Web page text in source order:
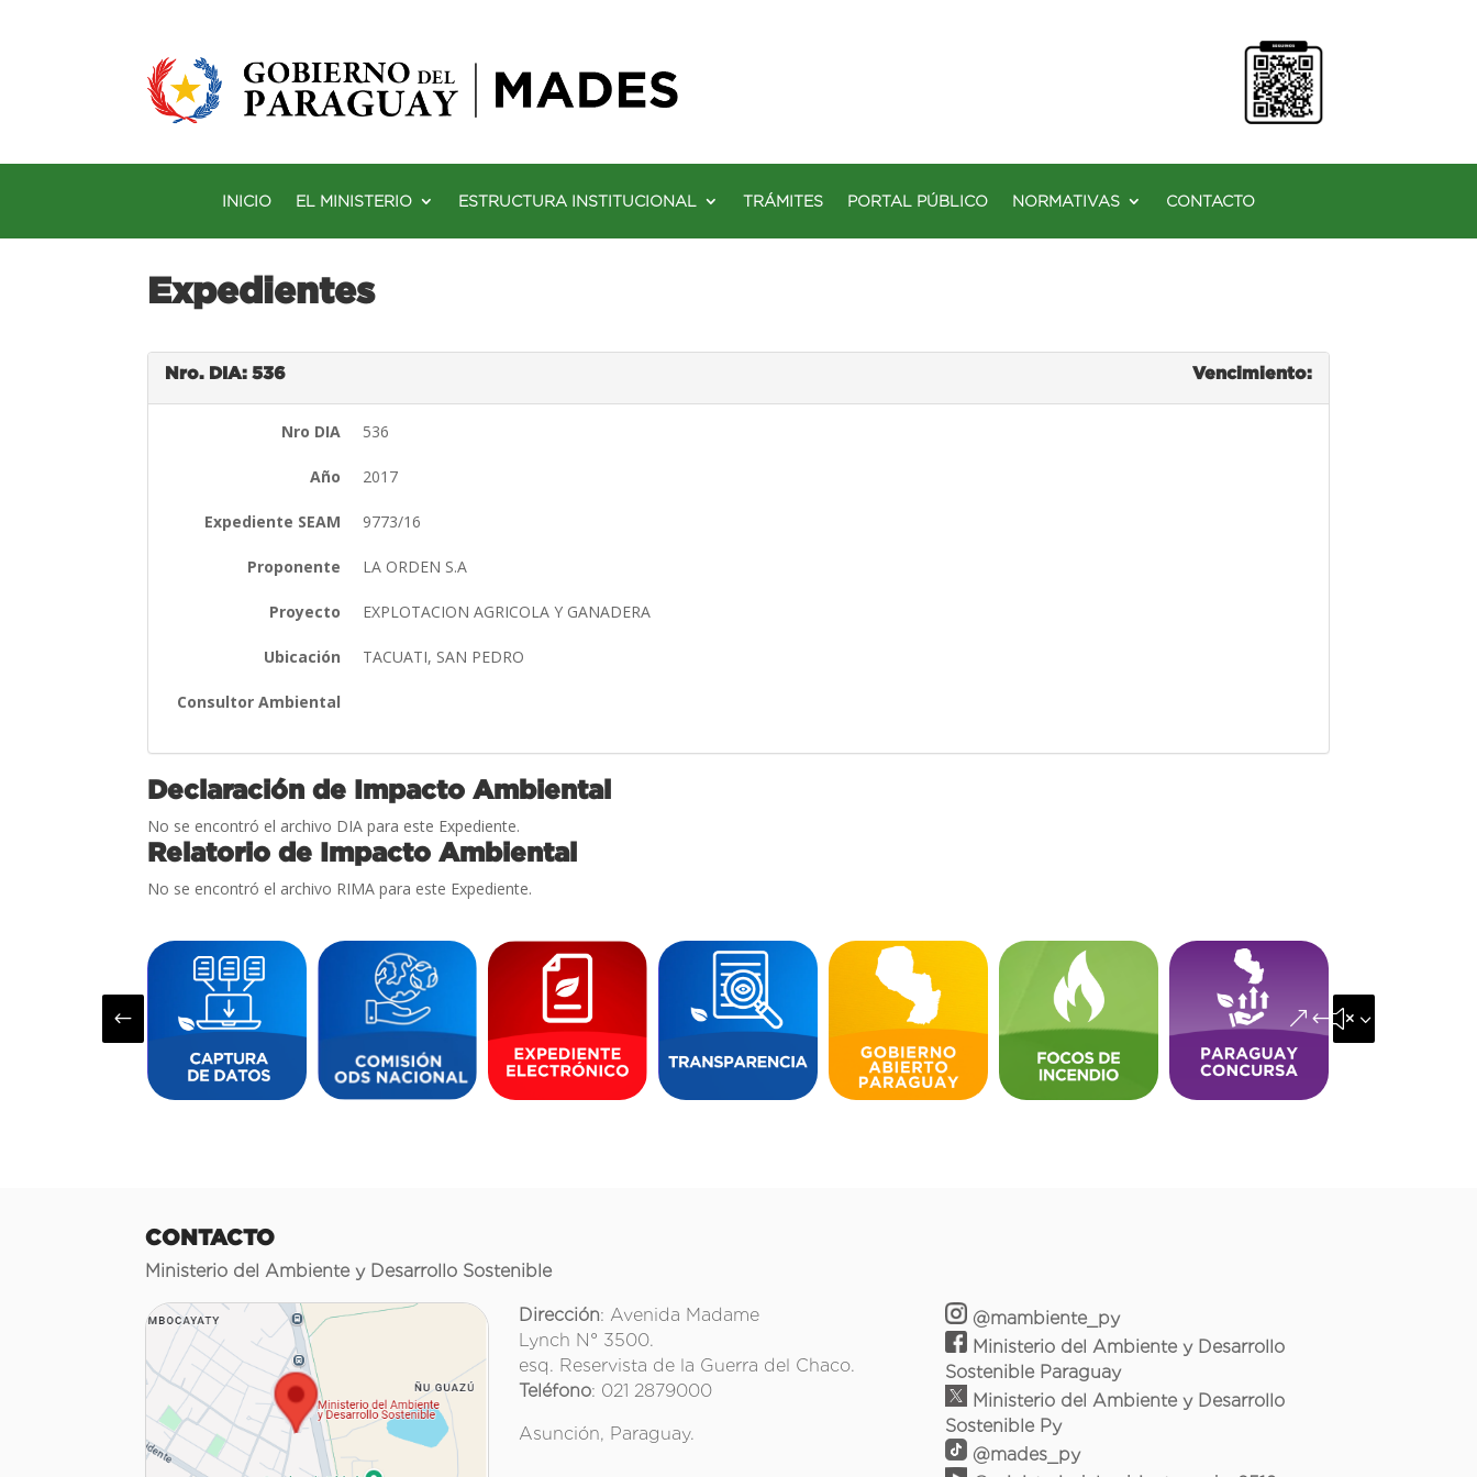
INICIO EL MINISTERIO ESTRUCTURA INSTITUCIONAL TRÁMITES PORTAL PÚBLICO NORMATIVAS CONTACTO
Expedientes
Nro. DIA: 536 Vencimiento:
Nro DIA 536
Año 2017
Expediente SEAM 9773/16
Proponente LA ORDEN S.A
Proyecto EXPLOTACION AGRICOLA Y GANADERA
Ubicación TACUATI, SAN PEDRO
Consultor Ambiental
Declaración de Impacto Ambiental
No se encontró el archivo DIA para este Expediente.
Relatorio de Impacto Ambiental
No se encontró el archivo RIMA para este Expediente.
# &#x35;
CONTACTO
Ministerio del Ambiente y Desarrollo Sostenible
Dirección: Avenida Madame
Lynch N° 3500.
esq. Reservista de la Guerra del Chaco.
Teléfono: 021 2879000
Asunción, Paraguay.
@mambiente_py
Ministerio del Ambiente y Desarrollo
Sostenible Paraguay
Ministerio del Ambiente y Desarrollo
Sostenible Py
@mades_py